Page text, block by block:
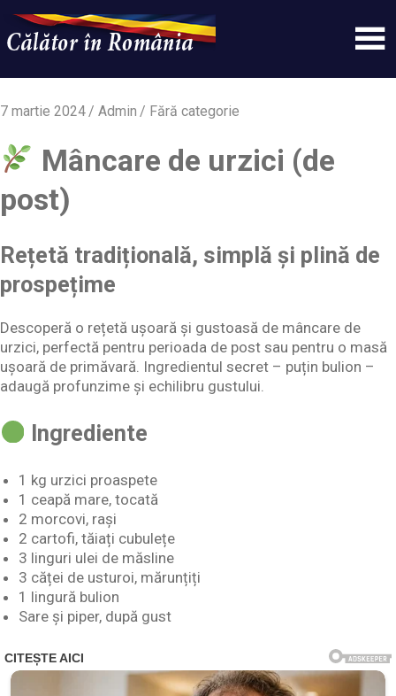
content
Calatorinromania
simplu
WordPress
7 martie 2024 Admin Fără categorie
Mâncare de urzici (de
post)
Rețetă tradițională, simplă și plină de
prospețime
Descoperă o rețetă ușoară și gustoasă de mâncare de
urzici, perfectă pentru perioada de post sau pentru o masă
ușoară de primăvară. Ingredientul secret – puțin bulion –
adaugă profunzime și echilibru gustului.
Ingrediente
1 kg urzici proaspete
1 ceapă mare, tocată
2 morcovi, rași
2 cartofi, tăiați cubulețe
3 linguri ulei de măsline
3 căței de usturoi, mărunțiți
1 lingură bulion
Sare și piper, după gust